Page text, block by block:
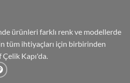
ürünleri farklı renk ve modellerde
tüm ihtiyaçları için birbirinden
Kapı'da.